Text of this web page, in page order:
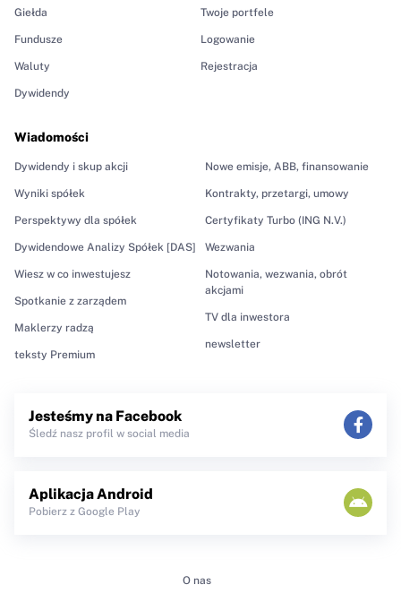
Giełda
Fundusze
Waluty
Dywidendy
Wiadomości
Dywidendy i skup akcji
Wyniki spółek
Perspektywy dla spółek
Dywidendowe Analizy Spółek [DAS]
Wiesz w co inwestujesz
Spotkanie z zarządem
Maklerzy radzą
teksty Premium
Nowe emisje, ABB, finansowanie
Kontrakty, przetargi, umowy
Certyfikaty Turbo (ING N.V.)
Wezwania
Notowania, wezwania, obrót
akcjami
TV dla inwestora
newsletter
Twoje portfele
Logowanie
Rejestracja
Jesteśmy na Facebook
Śledź nasz profil w social media
Aplikacja Android
Pobierz z Google Play
O nas